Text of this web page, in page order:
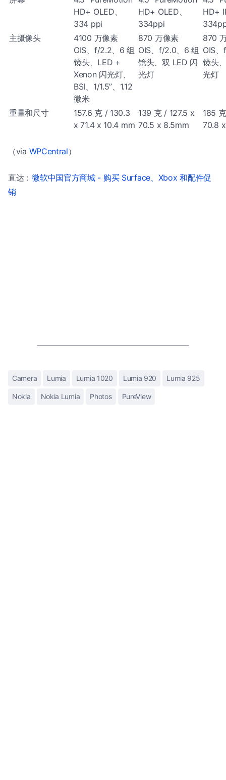
HD+ OLED、
334 ppi
HD+ OLED、
334ppi
HD+
主摄像头
4100 万像素
OIS、f/2.2、6 组
镜头、LED +
Xenon 闪光灯、
BSI、1/1.5”、1.12
微米
870 万像素
OIS、f/2.0、6 组
镜头、双 LED 闪
光灯
870
OIS
镜头
光灯
重量和尺寸
157.6 克 / 130.3
x 71.4 x 10.4 mm
139 克 / 127.5 x
70.5 x 8.5mm
185
70.8
（via WPCentral）
直达：微软中国官方商城 - 购买 Surface、Xbox 和配件促
销
Camera Lumia Lumia 1020 Lumia 920 Lumia 925
Nokia Nokia Lumia Photos PureView